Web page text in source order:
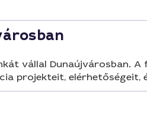
vállal Dunaújvárosban.
projekteit,